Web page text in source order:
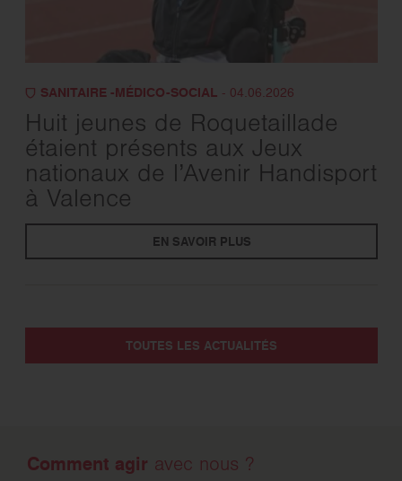
SANITAIRE -MÉDICO-SOCIAL - 04.06.2026
Huit jeunes de Roquetaillade
étaient présents aux Jeux
nationaux de l’Avenir Handisport
à Valence
EN SAVOIR PLUS
TOUTES LES ACTUALITÉS
Comment agir avec nous ?